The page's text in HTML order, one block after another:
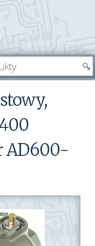
AD600-